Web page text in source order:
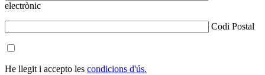
electrònic
Codi Postal
He llegit i accepto les condicions d'ús.